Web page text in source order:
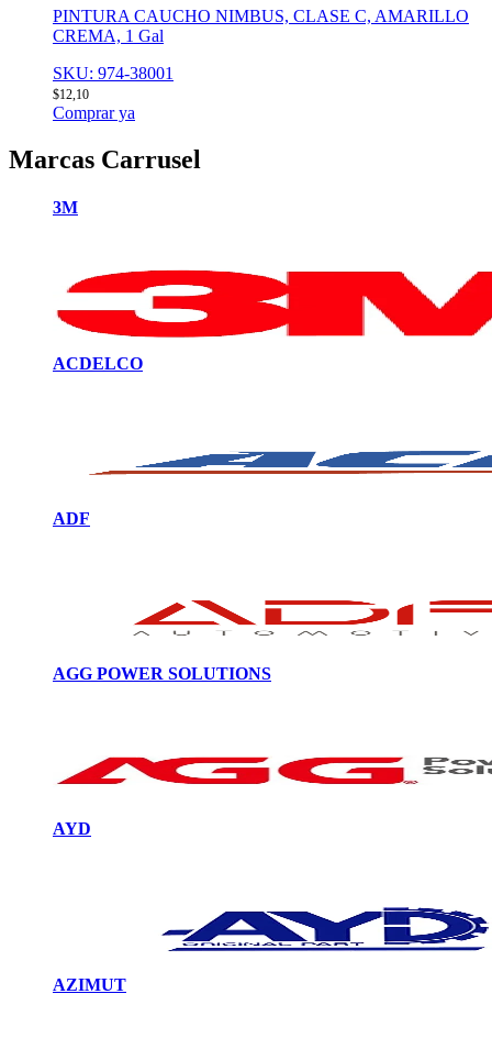
PINTURA CAUCHO NIMBUS, CLASE C, AMARILLO
CREMA, 1 Gal
SKU: 974-38001
$12,10
Comprar ya
Marcas Carrusel
3M
ACDELCO
ADF
AGG POWER SOLUTIONS
AYD
AZIMUT